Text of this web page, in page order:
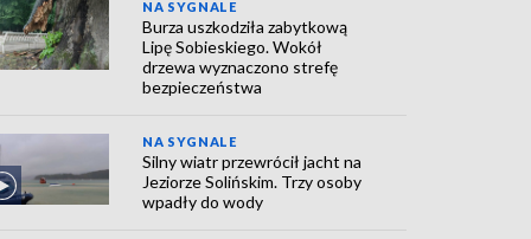
NA SYGNALE
Burza uszkodziła zabytkową
Lipę Sobieskiego. Wokół
drzewa wyznaczono strefę
bezpieczeństwa
NA SYGNALE
Silny wiatr przewrócił jacht na
Jeziorze Solińskim. Trzy osoby
wpadły do wody